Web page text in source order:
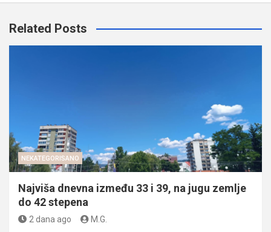
Related Posts
NEKATEGORISANO
Najviša dnevna između 33 i 39, na jugu zemlje
do 42 stepena
2 dana ago M.G.